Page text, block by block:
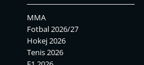
MMA
Fotbal 2026/27
Hokej 2026
Tenis 2026